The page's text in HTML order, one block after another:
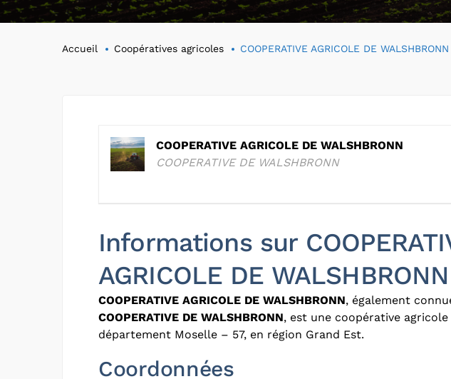
Accueil Coopératives agricoles COOPERATIVE AGRICOLE DE WALSHBRONN
COOPERATIVE AGRICOLE DE WALSHBRONN
COOPERATIVE DE WALSHBRONN
Informations sur
AGRICOLE DE WALSHBRONN
COOPERATIVE AGRICOLE DE WALSHBRONN, également
COOPERATIVE DE WALSHBRONN, est une coopérative
département Moselle – 57, en région Grand Est.
Coordonnées